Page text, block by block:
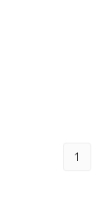
1